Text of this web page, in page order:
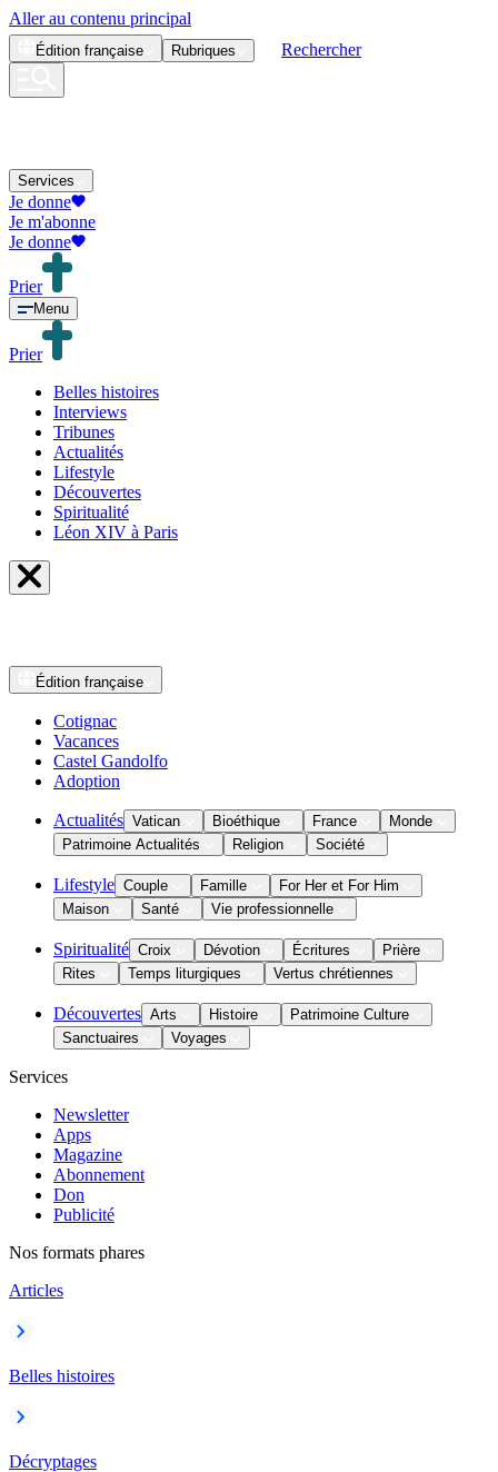
Aller au contenu principal
Édition française Rubriques Rechercher
Services
Je donne
Je m'abonne
Je donne
Prier
Menu
Prier
Belles histoires
Interviews
Tribunes
Actualités
Lifestyle
Découvertes
Spiritualité
Léon XIV à Paris
Édition française
Cotignac
Vacances
Castel Gandolfo
Adoption
Actualités Vatican Bioéthique France
Monde
Patrimoine Actualités
Religion Société
Lifestyle Couple Famille
For Her et For Him
Maison
Santé Vie professionnelle
Spiritualité Croix Dévotion Écritures
Prière
Rites
Temps liturgiques Vertus chrétiennes
Découvertes Arts Histoire
Patrimoine Culture
Sanctuaires
Voyages
Services
Newsletter
Apps
Magazine
Abonnement
Don
Publicité
Nos formats phares
Articles
Belles histoires
Décryptages